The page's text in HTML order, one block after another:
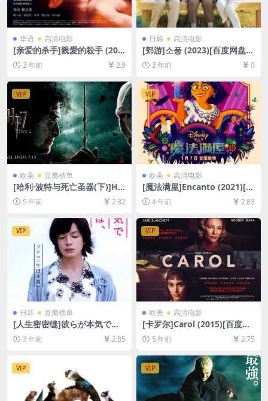
华语 高清电影
[亲爱的杀手]親愛的殺手 (202
0)[百度网盘+夸克网盘1080P
超清未删减资源][网盘在线播
幕]
2 年前 2.9
日韩 高清电影
[郊游]소풍 (2023)[百度网盘
+夸克网盘1080P超清未删减
资源][网盘在线播放/下载][MP
2 年前 0
VIP
欧美 豆瓣榜单
[哈利·波特与死亡圣器(下)]Ha
rry Potter and the Deathly
Hallows: Part 2 (2011)[百度
网盘+迅雷云盘资源1080P超
清未删减][MP4/8.5GB][中英
字幕]
5 年前 2.82
VIP
欧美 高清电影
[魔法满屋]Encanto (2021)[百
度网盘+迅雷云盘资源1080P
超清未删减][MP4/6.4GB][中
英字幕]
4 年前 2.83
VIP
日韩 豆瓣榜单
[人生密密缝]彼らが本気で編
むときは、 (2017)[百度网盘
+夸克网盘1080P超清未删减
4/8.1GB][中文字幕]
3 年前 2.85
VIP
欧美 高清电影
[卡罗尔]Carol (2015)[百度网
盘+迅雷云盘资源1080P超清
未删减][MP4/7.5GB][中英字
幕]【视频文件+防和谐压缩包
（含解压密码）】
5 年前 2.75
VIP VIP